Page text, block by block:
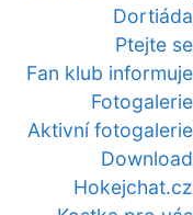
Dortiáda
Ptejte se
Fan klub informuje
Fotogalerie
Aktivní fotogalerie
Download
Hokejchat.cz